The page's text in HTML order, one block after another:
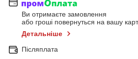
Ви отримаєте замовлення
або гроші повернуться на вашу
Детальніше
Післяплата